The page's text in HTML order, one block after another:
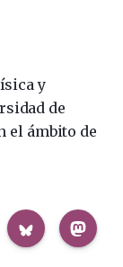
y
de
el ámbito de